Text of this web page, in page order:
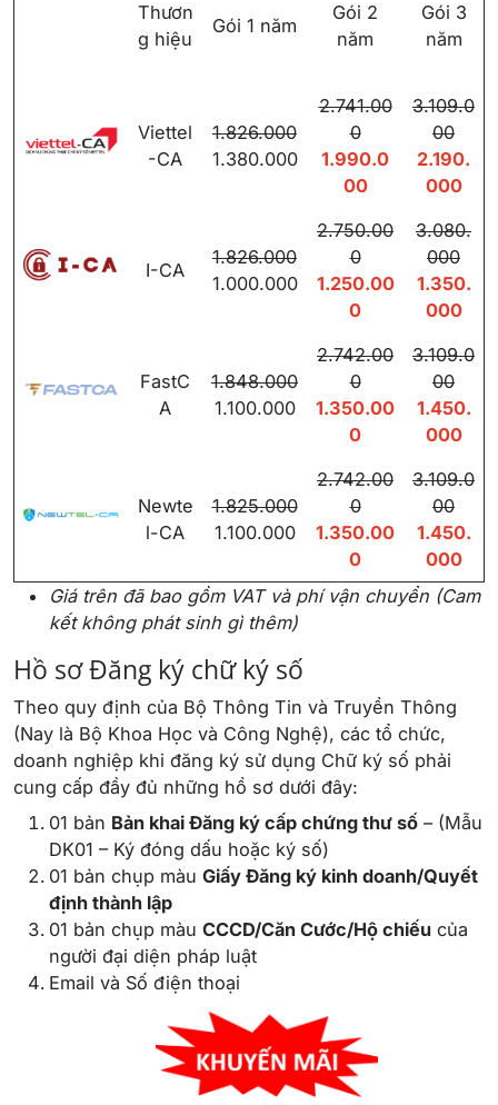
Thươn
g hiệu
Gói 1 năm
Gói 2
năm
Gói 3
năm
Viettel
-CA
1.826.000
1.380.000
2.741.00
0
1.990.0
00
3.109.0
00
2.190.
000
I-CA
1.826.000
1.000.000
2.750.00
0
1.250.00
0
3.080.
000
1.350.
000
FastC
A
1.848.000
1.100.000
2.742.00
0
1.350.00
0
3.109.0
00
1.450.
000
Newte
l-CA
1.825.000
1.100.000
2.742.00
0
1.350.00
0
3.109.0
00
1.450.
000
Giá trên đã bao gồm VAT và phí vận chuyển (Cam
kết không phát sinh gì thêm)
Hồ sơ Đăng ký chữ ký số
Theo quy định của Bộ Thông Tin và Truyền Thông
(Nay là Bộ Khoa Học và Công Nghệ), các tổ chức,
doanh nghiệp khi đăng ký sử dụng Chữ ký số phải
cung cấp đầy đủ những hồ sơ dưới đây:
01 bản Bản khai Đăng ký cấp chứng thư số – (Mẫu
DK01 – Ký đóng dấu hoặc ký số)
01 bản chụp màu Giấy Đăng ký kinh doanh/Quyết
định thành lập
01 bản chụp màu CCCD/Căn Cước/Hộ chiếu của
người đại diện pháp luật
Email và Số điện thoại